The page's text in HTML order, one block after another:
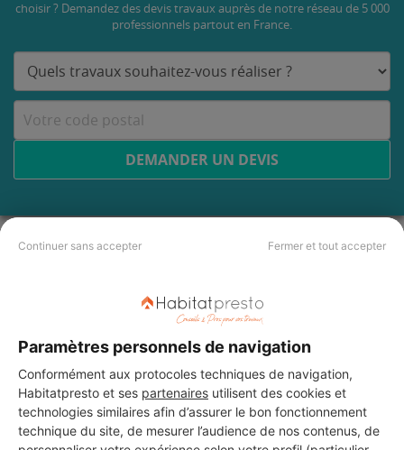
Continuer sans accepter Fermer et tout accepter
Paramètres personnels de navigation
Conformément aux protocoles techniques de navigation,
Habitatpresto et ses partenaires utilisent des cookies et
technologies similaires afin d’assurer le bon fonctionnement
technique du site, de mesurer l’audience de nos contenus, de
choisir ? Demandez des devis travaux auprès de notre réseau de 5 000
professionnels partout en France.
DEMANDER UN DEVIS
Les 4 autres Menuisiers pour
STE MK SANITAIRE
Montévrain
6 ans d'expérience